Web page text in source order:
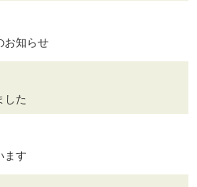
お知らせ
した
ます